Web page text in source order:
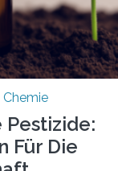
Für Die